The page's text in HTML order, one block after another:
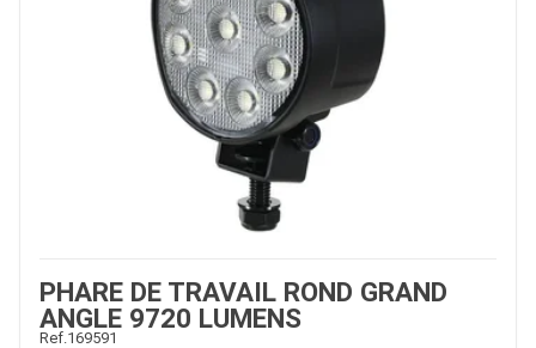
PHARE DE TRAVAIL ROND GRAND
ANGLE 9720 LUMENS
Ref. 169591